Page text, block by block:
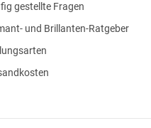
gestellte Fragen
und Brillanten-Ratgeber